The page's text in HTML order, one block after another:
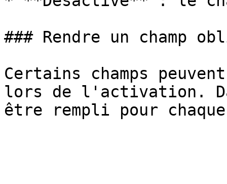
### Rendre un champ
Certains champs
lors de l'activation.